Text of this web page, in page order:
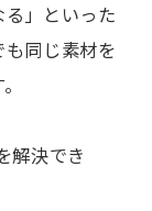
」といった
同じ素材を
解決でき